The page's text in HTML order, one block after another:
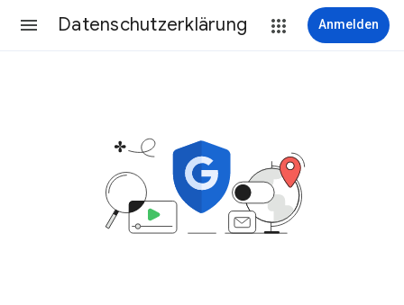
Datenschutzerklärung Anmelden